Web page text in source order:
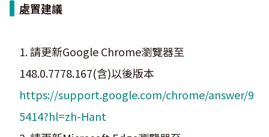
處置建議
1. 請更新Google Chrome瀏覽器至
148.0.7778.167(含)以後版本
https://support.google.com/chrome/answer/9
5414?hl=zh-Hant